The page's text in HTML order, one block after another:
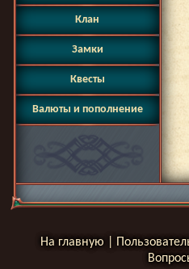
На главную
Клан
Замки
Квесты
Валюты и пополнение